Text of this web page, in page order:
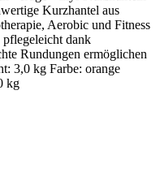
Kurzhantel aus
Aerobic und Fitness
pflegeleicht dank
Rundungen ermöglichen
3,0 kg Farbe: orange
kg